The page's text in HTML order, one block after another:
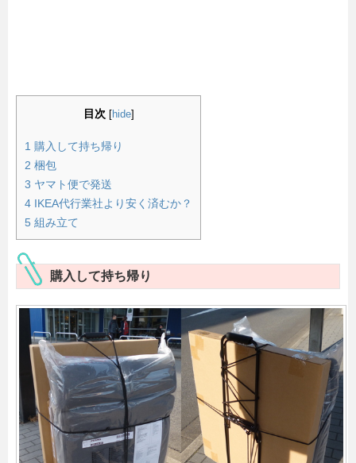
目次 hide]
1 購入して持ち帰り
2 梱包
3 ヤマト便で発送
4 IKEA代行業社より安く済むか？
5 組み立て
購入して持ち帰り